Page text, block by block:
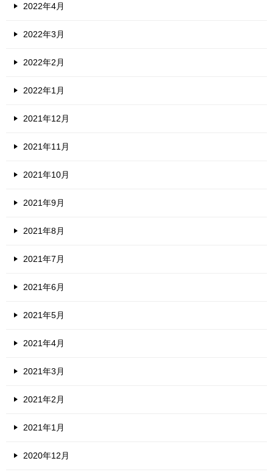
2022年4月
2022年3月
2022年2月
2022年1月
2021年12月
2021年11月
2021年10月
2021年9月
2021年8月
2021年7月
2021年6月
2021年5月
2021年4月
2021年3月
2021年2月
2021年1月
2020年12月